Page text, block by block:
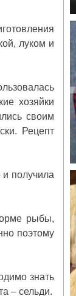
луком и
хозяйки
своим
Рецепт
получила
рыбы,
поэтому
знать
– сельди.